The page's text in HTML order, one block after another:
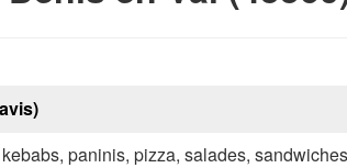
paninis, pizza, salades,